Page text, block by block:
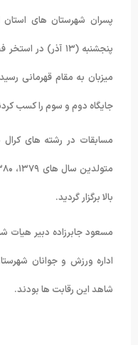
پسران شهرستان های
پنجشنبه (۱۳ آذر) در
میزبان به مقام قهرمانی
جایگاه دوم و سوم را کسب
مسابقات در رشته های کرال
بالا برگزار گردید.
مسعود جابرزاده دبیر هیات
اداره ورزش و جوانان
شاهد این رقابت ها بودند.